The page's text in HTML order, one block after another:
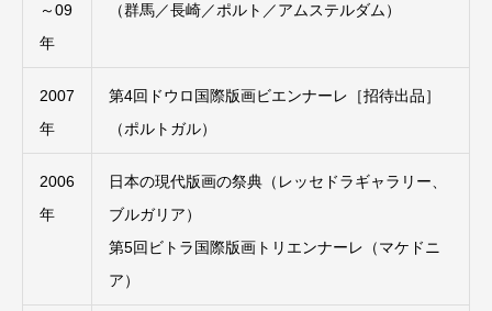
～09
年
（群馬／長崎／ポルト／アムステルダム）
2007
年
第4回ドウロ国際版画ビエンナーレ［招待出品］
（ポルトガル）
2006
年
日本の現代版画の祭典（レッセドラギャラリー、
ブルガリア）
第5回ビトラ国際版画トリエンナーレ（マケドニ
ア）